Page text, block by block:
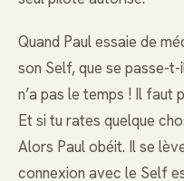
Quand Paul essaie de
son Self, que se passe-t-
n’a pas le temps ! Il faut
Et si tu rates quelque
Alors Paul obéit. Il se
connexion avec le Self